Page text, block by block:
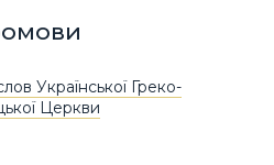
Української Греко-
Церкви